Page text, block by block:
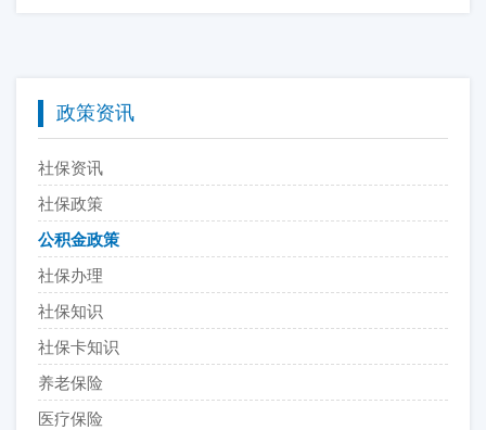
政策资讯
社保资讯
社保政策
公积金政策
社保办理
社保知识
社保卡知识
养老保险
医疗保险